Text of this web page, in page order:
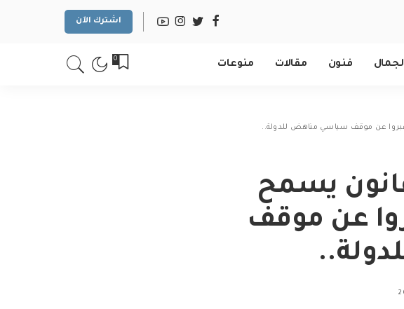
اشترك الآن
فنون مقالات منوعات 0
عن موقف سياسي مناهض للدولة..
يسمح
عن موقف